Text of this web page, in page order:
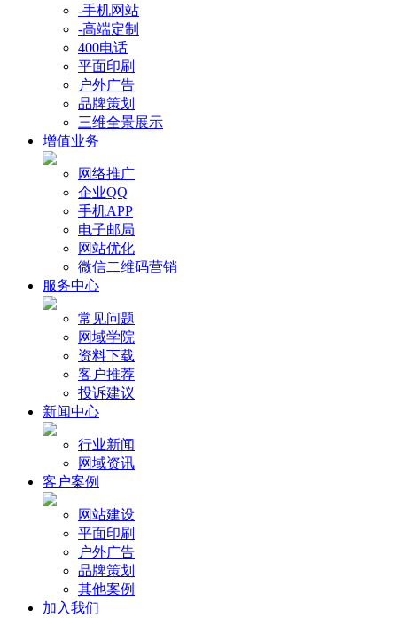
-手机网站
-高端定制
400电话
平面印刷
户外广告
品牌策划
三维全景展示
增值业务
网络推广
企业QQ
手机APP
电子邮局
网站优化
微信二维码营销
服务中心
常见问题
网域学院
资料下载
客户推荐
投诉建议
新闻中心
行业新闻
网域资讯
客户案例
网站建设
平面印刷
户外广告
品牌策划
其他案例
加入我们